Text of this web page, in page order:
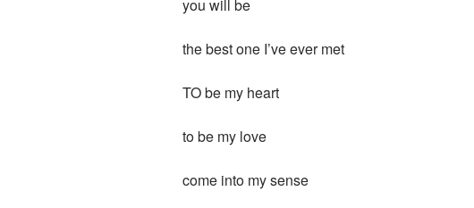
you will be
the best one I’ve ever met
TO be my heart
to be my love
come into my sense